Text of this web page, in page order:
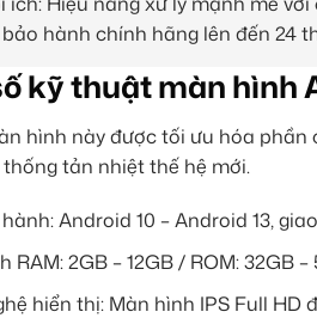
hành chính hãng lên đến 24
kỹ thuật màn hình
hình này được tối ưu hóa
tản nhiệt thế hệ mới.
Android 10 – Android 13,
RAM: 2GB – 12GB / ROM: 32GB
hiển thị: Màn hình IPS Full HD